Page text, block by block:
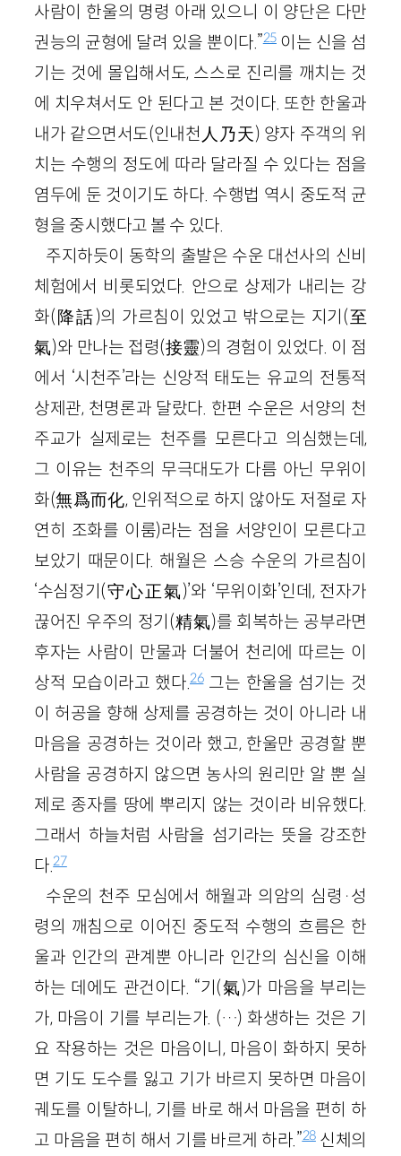
사람이 한울의 명령 아래 있으니 이 양단은 다만
권능의 균형에 달려 있을 뿐이다.”25이는 신을 섬
기는 것에 몰입해서도, 스스로 진리를 깨치는 것
에 치우쳐서도 안 된다고 본 것이다. 또한 한울과
내가 같으면서도(인내천人乃天) 양자 주객의 위
치는 수행의 정도에 따라 달라질 수 있다는 점을
염두에 둔 것이기도 하다. 수행법 역시 중도적 균
형을 중시했다고 볼 수 있다.
주지하듯이 동학의 출발은 수운 대선사의 신비
체험에서 비롯되었다. 안으로 상제가 내리는 강
화(降話)의 가르침이 있었고 밖으로는 지기(至
氣)와 만나는 접령(接靈)의 경험이 있었다. 이 점
에서 ‘시천주’라는 신앙적 태도는 유교의 전통적
상제관, 천명론과 달랐다. 한편 수운은 서양의 천
주교가 실제로는 천주를 모른다고 의심했는데,
그 이유는 천주의 무극대도가 다름 아닌 무위이
화(無爲而化, 인위적으로 하지 않아도 저절로 자
연히 조화를 이룸)라는 점을 서양인이 모른다고
보았기 때문이다. 해월은 스승 수운의 가르침이
‘수심정기(守心正氣)’와 ‘무위이화’인데, 전자가
끊어진 우주의 정기(精氣)를 회복하는 공부라면
후자는 사람이 만물과 더불어 천리에 따르는 이
상적 모습이라고 했다.26그는 한울을 섬기는 것
이 허공을 향해 상제를 공경하는 것이 아니라 내
마음을 공경하는 것이라 했고, 한울만 공경할 뿐
사람을 공경하지 않으면 농사의 원리만 알 뿐 실
제로 종자를 땅에 뿌리지 않는 것이라 비유했다.
그래서 하늘처럼 사람을 섬기라는 뜻을 강조한
다.27
수운의 천주 모심에서 해월과 의암의 심령·성
령의 깨침으로 이어진 중도적 수행의 흐름은 한
울과 인간의 관계뿐 아니라 인간의 심신을 이해
하는 데에도 관건이다. “기(氣)가 마음을 부리는
가, 마음이 기를 부리는가. (…) 화생하는 것은 기
요 작용하는 것은 마음이니, 마음이 화하지 못하
면 기도 도수를 잃고 기가 바르지 못하면 마음이
궤도를 이탈하니, 기를 바로 해서 마음을 편히 하
고 마음을 편히 해서 기를 바르게 하라.”28신체의